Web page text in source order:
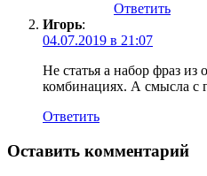
Ответить
Игорь:
04.07.2019 в 21:07
Не статья а набор фраз
комбинациях. А смысла с
Ответить
Оставить комментарий